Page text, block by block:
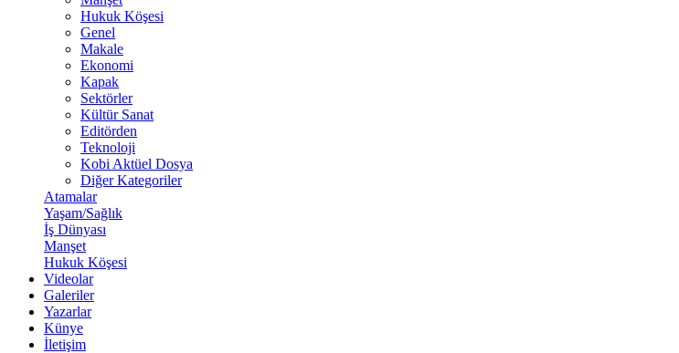
Hukuk Köşesi
Genel
Makale
Ekonomi
Kapak
Sektörler
Kültür Sanat
Editörden
Teknoloji
Kobi Aktüel Dosya
Diğer Kategoriler
Atamalar
Yaşam/Sağlık
İş Dünyası
Manşet
Hukuk Köşesi
Videolar
Galeriler
Yazarlar
Künye
İletişim